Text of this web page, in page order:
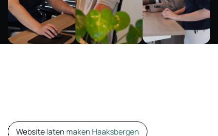
Website laten maken Haaksbergen